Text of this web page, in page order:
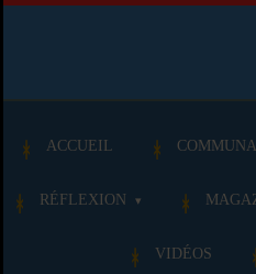
ACCUEIL
RÉFLEXION
VIDÉOS